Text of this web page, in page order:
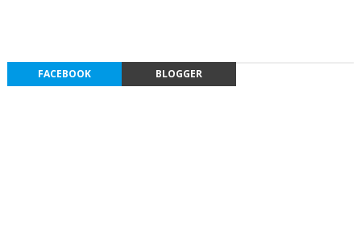
FACEBOOK BLOGGER